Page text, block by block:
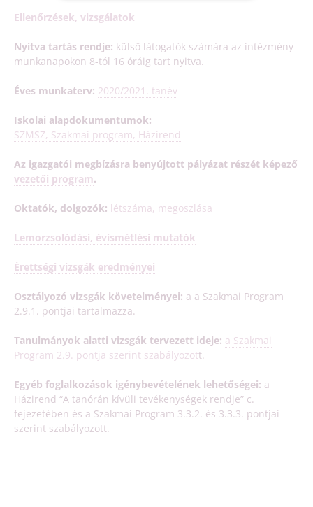
Ellenőrzések, vizsgálatok
Nyitva tartás rendje: külső látogatók számára az intézmény
munkanapokon 8-tól 16 óráig tart nyitva.
Éves munkaterv: 2020/2021. tanév
Iskolai alapdokumentumok:
SZMSZ, Szakmai program, Házirend
Az igazgatói megbízásra benyújtott pályázat részét képező
vezetői program.
Oktatók, dolgozók: létszáma, megoszlása
Lemorzsolódási, évismétlési mutatók
Érettségi vizsgák eredményei
Osztályozó vizsgák követelményei: a a Szakmai Program
2.9.1. pontjai tartalmazza.
Tanulmányok alatti vizsgák tervezett ideje: a Szakmai
Program 2.9. pontja szerint szabályozott.
Egyéb foglalkozások igénybevételének lehetőségei: a
Házirend “A tanórán kívüli tevékenységek rendje” c.
fejezetében és a Szakmai Program 3.3.2. és 3.3.3. pontjai
szerint szabályozott.